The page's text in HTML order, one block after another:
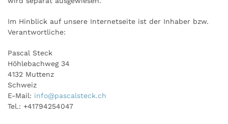
Im Hinblick auf unsere Internetseite ist der Inhaber bzw.
Verantwortliche:
Pascal Steck
Höhlebachweg 34
4132 Muttenz
Schweiz
E-Mail: info@pascalsteck.ch
Tel.: +41794254047